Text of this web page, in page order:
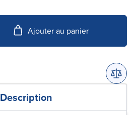
Ajouter au panier
Description